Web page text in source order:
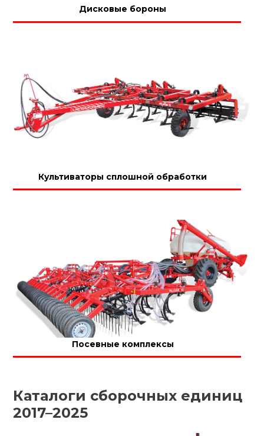
Дисковые бороны
Культиваторы сплошной обработки
Посевные комплексы
Каталоги сборочных единиц
2017–2025